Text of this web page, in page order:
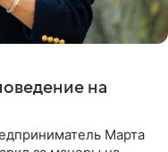
на
Марта